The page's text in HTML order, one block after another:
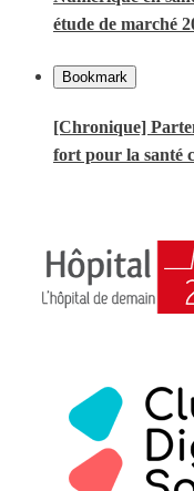
étude de marché
Bookmark
[Chronique]
fort pour la santé